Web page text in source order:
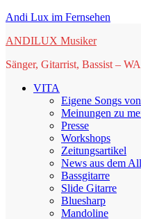
Springe
Inhalt
Andi Lux im Fernsehen
ANDILUX Musiker
Sänger, Gitarrist, Bassist –
VITA
Eigene Songs
Meinungen zu
Presse
Workshops
Zeitungsartikel
News aus dem
Bassgitarre
Slide Gitarre
Bluesharp
Mandoline